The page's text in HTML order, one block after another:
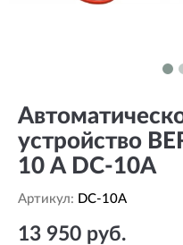
устройство
10 А DC-10A
Артикул: DC-10A
13 950 руб.